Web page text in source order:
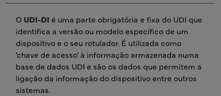
O UDI-DI é uma parte obrigatória e fixa do UDI que
identifica a versão ou modelo específico de um
dispositivo e o seu rotulador. É utilizada como
'chave de acesso' à informação armazenada numa
base de dados UDI e são os dados que permitem a
ligação da informação do dispositivo entre outros
sistemas.